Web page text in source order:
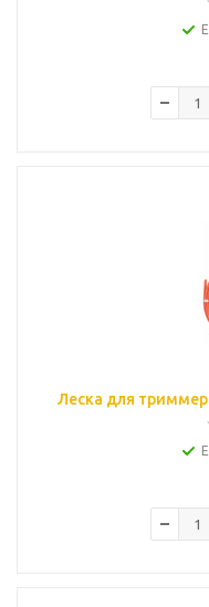
Леска для